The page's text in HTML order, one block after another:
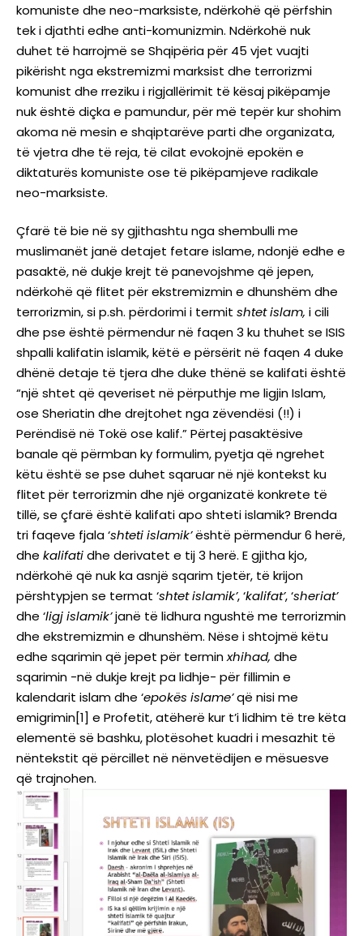
komuniste dhe neo-marksiste, ndërkohë që përfshin
tek i djathti edhe anti-komunizmin. Ndërkohë nuk
duhet të harrojmë se Shqipëria për 45 vjet vuajti
pikërisht nga ekstremizmi marksist dhe terrorizmi
komunist dhe rreziku i rigjallërimit të kësaj pikëpamje
nuk është diçka e pamundur, për më tepër kur shohim
akoma në mesin e shqiptarëve parti dhe organizata,
të vjetra dhe të reja, të cilat evokojnë epokën e
diktaturës komuniste ose të pikëpamjeve radikale
neo-marksiste.
Çfarë të bie në sy gjithashtu nga shembulli me
muslimanët janë detajet fetare islame, ndonjë edhe e
pasaktë, në dukje krejt të panevojshme që jepen,
ndërkohë që flitet për ekstremizmin e dhunshëm dhe
terrorizmin, si p.sh. përdorimi i termit shtetislam, i cili
dhe pse është përmendur në faqen 3 ku thuhet se ISIS
shpalli kalifatin islamik, këtë e përsërit në faqen 4 duke
dhënë detaje të tjera dhe duke thënë se kalifati është
“një shtet që qeveriset në përputhje me ligjin Islam,
ose Sheriatin dhe drejtohet nga zëvendësi (!!) i
Perëndisë në Tokë ose kalif.” Përtej pasaktësive
banale që përmban ky formulim, pyetja që ngrehet
këtu është se pse duhet sqaruar në një kontekst ku
flitet për terrorizmin dhe një organizatë konkrete të
tillë, se çfarë është kalifati apo shteti islamik? Brenda
tri faqeve fjala ‘shtetiislamik’është përmendur 6 herë,
dhe kalifatidhe derivatet e tij 3 herë. E gjitha kjo,
ndërkohë që nuk ka asnjë sqarim tjetër, të krijon
përshtypjen se termat ‘shtetislamik’, ‘kalifat’, ‘sheriat’
dhe ‘ligjislamik’janë të lidhura ngushtë me terrorizmin
dhe ekstremizmin e dhunshëm. Nëse i shtojmë këtu
edhe sqarimin që jepet për terminxhihad, dhe
sqarimin -në dukje krejt pa lidhje- për fillimin e
kalendarit islam dhe ‘epokës islame’që nisi me
emigrimin[1] e Profetit, atëherë kur t’i lidhim të tre këta
elementë së bashku, plotësohet kuadri i mesazhit të
nëntekstit që përcillet në nënvetëdijen e mësuesve
që trajnohen.